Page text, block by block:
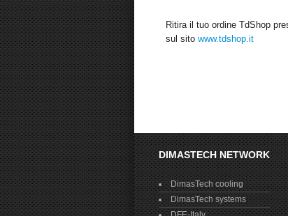
Ritira il tuo ordine TdShop
sul sito www.tdshop.it
DIMASTECH NETWORK
DimasTech cooling
DimasTech systems